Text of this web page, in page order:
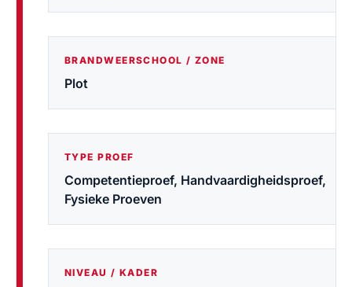
BRANDWEERSCHOOL / ZONE
Plot
TYPE PROEF
Competentieproef, Handvaardigheidsproef,
Fysieke Proeven
NIVEAU / KADER